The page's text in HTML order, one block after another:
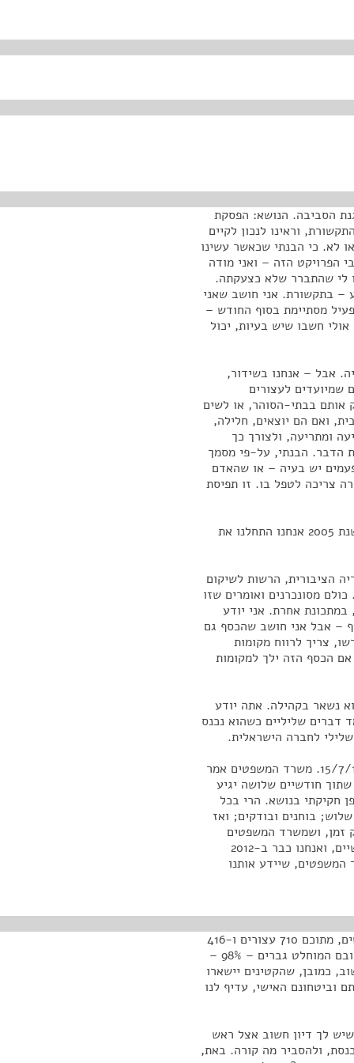
הסביבה. הנושא: הפסקת
וראינו לנכון לקיים
לא. כי הבנתי שכאשר עשינו
הפרויקט הזה – ואני מודה
לי שהתברר שלא כצעקתה.
– בתקשורת. אני חושב שאני
מסתיימת בסוף החודש –
חשבו שיש בעיות, יכול
אבל – אנחנו בשידור,
שמיועדים לעצורים
אותם בבתי-הסוהר, או לשים
ואם הם יוצאים, חלילה,
ומתריעה, ולצורך כך
הדבר. הבנתי, על-פי מסמך
יש בעיה – או שהאדם
צריכה לטפל בו. זו תפיסת
הבנתי שהפרויקט קיים במשך 30 שנה ברחבי העולם, ומשנת 2005 אנחנו התחלנו את
הציבורית, הרשות לשיקום
מסונכרנים ואומרים שזו
אחרת. אני יודע
– אבל אני חושב שהכסף גם
צריך לרווח מקומות
הכסף הזה ילך למקומות
נשאר בקהילה. אתה יודע
דברים שליליים כשהוא נכנס
לחברה הישראלית.
הבנתי שהנושא עובד לפי הוראת שעה, וזו מסתיימת ב-15/7/12. משרד המשפטים אמר
קודם בוועדת המדע והטכנולוגיה באוקטובר 2010, שתוך חודשיים שלושה יגיע
חקיקתי בנושא. הרי בכל
בוחנים ובודקים; ואז
שמ-2005 ועד 2012 זה מספיק זמן, ושמשרד המשפטים
יתחיל לעבוד. כל פעם אני מגיע לזה. מ-2010 אמרו חודשיים, ואנחנו כבר ב-2012
המשפטים, שיידע אותנו
מאז הפעלת התכנית ועד היום בוצע פיקוח על 7,426 אנשים, מתוכם 710 עצורים ו-416
אסירים משוחררים על-תנאי. כ-750 איש היו מפוקחים, רובם המוחלט גברים – 98% –
כמובן, שהקטינים יישארו
וביטחונם האישי, עדיף לנו
לך דיון חשוב אצל ראש
ולהסביר מה קורה. באת,